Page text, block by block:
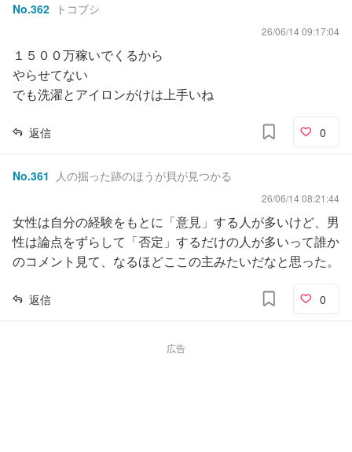
No.362 トコブシ
26/06/14 09:17:04
１５００万稼いでくるから
やらせてない
でも洗濯とアイロンがけは上手いね
返信 0
No.361 人の掘った跡のほうが貝が見つかる
26/06/14 08:21:44
女性は自分の経験をもとに「意見」する人が多いけど、男
性は論点をずらして「否定」するだけの人が多いって誰か
のコメント見て、なるほどここの主みたいだなと思った。
返信 0
広告